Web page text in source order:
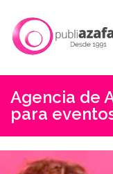
Agencia de
para